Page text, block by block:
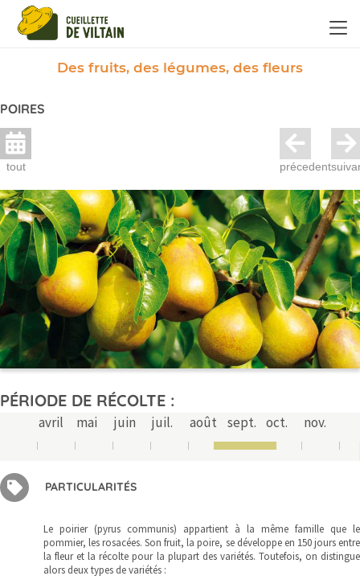
Des fruits, des légumes, des fleurs
POIRES
tout précedent
PÉRIODE DE RÉCOLTE :
avril mai juin juil. août sept. oct. nov.
PARTICULARITÉS
Le poirier (pyrus communis) appartient à la même famille que le
pommier, les rosacées. Son fruit, la poire, se développe en 150 jours entre
la fleur et la récolte pour la plupart des variétés. Toutefois, on distingue
alors deux types de variétés :
Panneau de gestion des cookies